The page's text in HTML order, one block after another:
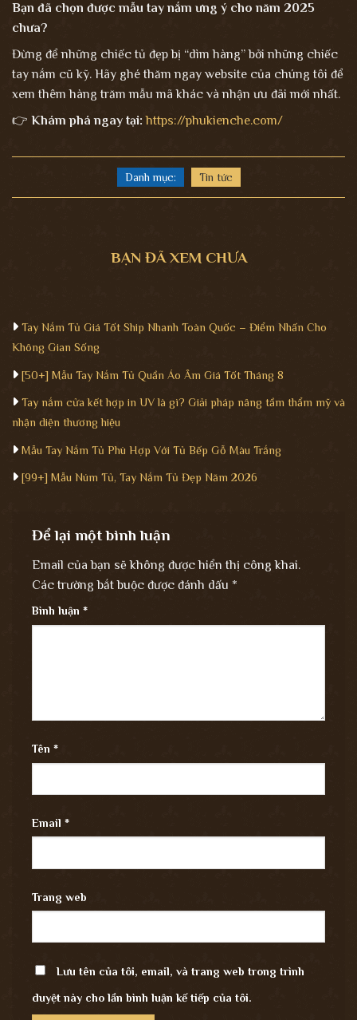
Bạn đã chọn được mẫu tay nắm ưng ý cho năm 2025
chưa?
Đừng để những chiếc tủ đẹp bị “dìm hàng” bởi những chiếc
tay nắm cũ kỹ. Hãy ghé thăm ngay website của chúng tôi để
xem thêm hàng trăm mẫu mã khác và nhận ưu đãi mới nhất.
👉 Khám phá ngay tại: https://phukienche.com/
Danh mục: Tin tức
BẠN ĐÃ XEM CHƯA
Tay Nắm Tủ Giá Tốt Ship Nhanh Toàn Quốc – Điểm Nhấn Cho
Không Gian Sống
[50+] Mẫu Tay Nắm Tủ Quần Áo Âm Giá Tốt Tháng 8
Tay nắm cửa kết hợp in UV là gì? Giải pháp nâng tầm thẩm mỹ và
nhận diện thương hiệu
Mẫu Tay Nắm Tủ Phù Hợp Với Tủ Bếp Gỗ Màu Trắng
[99+] Mẫu Núm Tủ, Tay Nắm Tủ Đẹp Năm 2026
Để lại một bình luận
Email của bạn sẽ không được hiển thị công khai.
Các trường bắt buộc được đánh dấu *
Bình luận *
Tên *
Email *
Trang web
Lưu tên của tôi, email, và trang web trong trình
duyệt này cho lần bình luận kế tiếp của tôi.